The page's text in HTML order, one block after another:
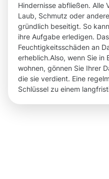
Hindernisse abfließen. Alle
Laub, Schmutz oder
gründlich beseitigt. So
ihre Aufgabe erledigen.
Feuchtigkeitsschäden an
erheblich.Also, wenn Sie in
wohnen, gönnen Sie Ihrer
die sie verdient. Eine
Schlüssel zu einem